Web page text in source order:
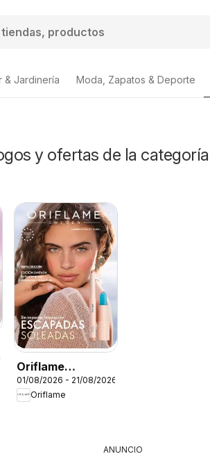
& Jardinería Moda, Zapatos & Deporte
y ofertas de la
Oriflame
catálogo -
Campaña 11
01/08/2026 - 21/08/2026
Oriflame
ANUNCIO